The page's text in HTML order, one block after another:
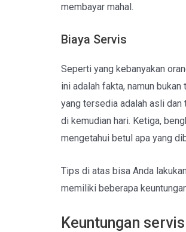
membayar mahal.
Biaya Servis
Seperti yang kebanyakan
ini adalah fakta, namun
yang tersedia adalah asli dan
di kemudian hari. Ketiga,
mengetahui betul apa yang
Tips di atas bisa Anda
memiliki beberapa
Keuntungan